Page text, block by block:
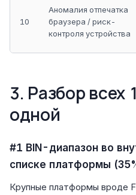
10
Аномалия отпечатка
браузера / риск-
контроля устройства
3. Разбор всех
одной
#1 BIN-диапазон во
списке платформы
Крупные платформы вроде